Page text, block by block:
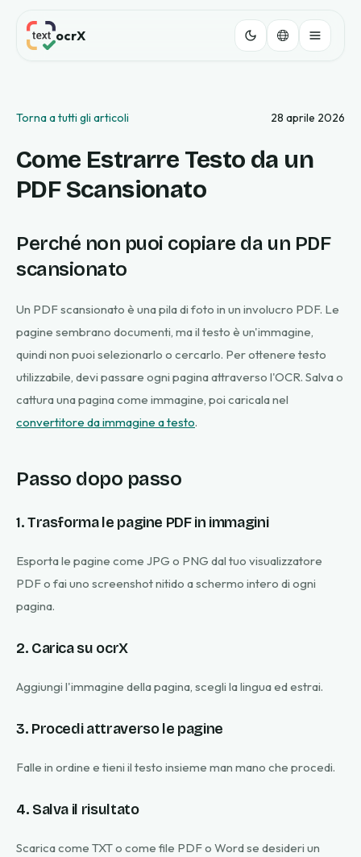
ocrX
Torna a tutti gli articoli 28 aprile 2026
Come Estrarre Testo da un
PDF Scansionato
Perché non puoi copiare da un PDF
scansionato
Un PDF scansionato è una pila di foto in un involucro PDF. Le
pagine sembrano documenti, ma il testo è un'immagine,
quindi non puoi selezionarlo o cercarlo. Per ottenere testo
utilizzabile, devi passare ogni pagina attraverso l'OCR. Salva o
cattura una pagina come immagine, poi caricala nel
convertitore da immagine a testo.
Passo dopo passo
1. Trasforma le pagine PDF in immagini
Esporta le pagine come JPG o PNG dal tuo visualizzatore
PDF o fai uno screenshot nitido a schermo intero di ogni
pagina.
2. Carica su ocrX
Aggiungi l'immagine della pagina, scegli la lingua ed estrai.
3. Procedi attraverso le pagine
Falle in ordine e tieni il testo insieme man mano che procedi.
4. Salva il risultato
Scarica come TXT o come file PDF o Word se desideri un